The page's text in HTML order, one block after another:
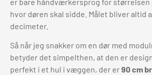
hvor døren skal sidde. Målet bliver altid
decimeter.
Så når jeg snakker om en dør med
betyder det simpelthen, at den er
perfekt i et hul i væggen, der er90 cm